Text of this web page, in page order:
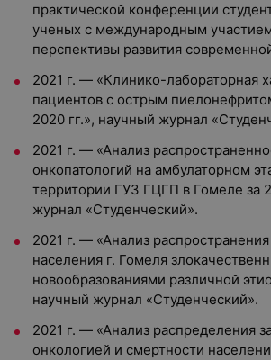
практической конференции
ученых с международным
перспективы развития
2021 г. — «Клинико-лабораторная
пациентов с острым
2020 гг.», научный журнал
2021 г. — «Анализ
онкопатологий на амбулаторном
территории ГУЗ ГЦГП в Гомеле за
журнал «Студенческий».
2021 г. — «Анализ
населения г. Гомеля
новообразованиями различной
научный журнал «Студенческий».
2021 г. — «Анализ распределения
онкологией и смертности